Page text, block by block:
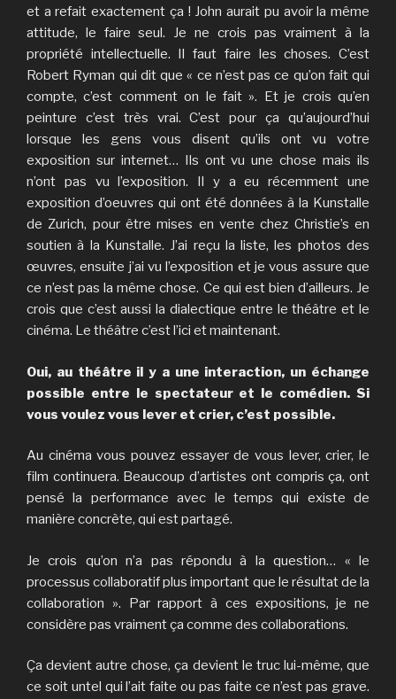
et a refait exactement ça ! John aurait pu avoir la même
attitude, le faire seul. Je ne crois pas vraiment à la
propriété intellectuelle. Il faut faire les choses. C’est
Robert Ryman qui dit que « ce n’est pas ce qu’on fait qui
compte, c’est comment on le fait ». Et je crois qu’en
peinture c’est très vrai. C’est pour ça qu’aujourd’hui
lorsque les gens vous disent qu’ils ont vu votre
exposition sur internet… Ils ont vu une chose mais ils
n’ont pas vu l’exposition. Il y a eu récemment une
exposition d’oeuvres qui ont été données à la Kunstalle
de Zurich, pour être mises en vente chez Christie’s en
soutien à la Kunstalle. J’ai reçu la liste, les photos des
œuvres, ensuite j’ai vu l’exposition et je vous assure que
ce n’est pas la même chose. Ce qui est bien d’ailleurs. Je
crois que c’est aussi la dialectique entre le théâtre et le
cinéma. Le théâtre c’est l’ici et maintenant.
Oui, au théâtre il y a une interaction, un échange
possible entre le spectateur et le comédien. Si
vous voulez vous lever et crier, c’est possible.
Au cinéma vous pouvez essayer de vous lever, crier, le
film continuera. Beaucoup d’artistes ont compris ça, ont
pensé la performance avec le temps qui existe de
manière concrète, qui est partagé.
Je crois qu’on n’a pas répondu à la question… « le
processus collaboratif plus important que le résultat de la
collaboration ». Par rapport à ces expositions, je ne
considère pas vraiment ça comme des collaborations.
Ça devient autre chose, ça devient le truc lui-même, que
ce soit untel qui l’ait faite ou pas faite ce n’est pas grave.